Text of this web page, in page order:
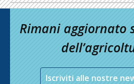
Rimani aggiornato
Iscriviti alle nostre